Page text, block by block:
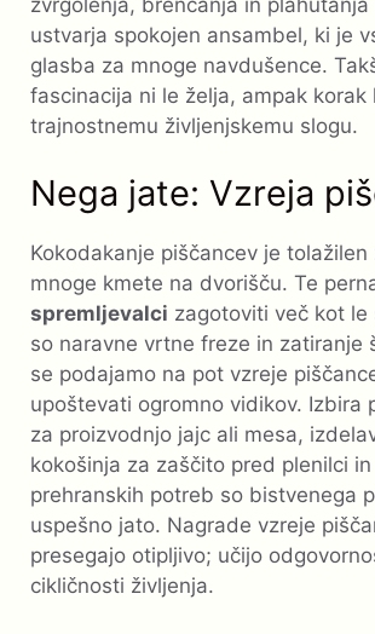
žvrgolenja, brenčanja in plahutanja
ustvarja spokojen ansambel, ki je
glasba za mnoge navdušence.
fascinacija ni le želja, ampak korak
trajnostnemu življenjskemu slogu.
Nega jate: Vzreja
Kokodakanje piščancev je tolažilen
mnoge kmete na dvorišču. Te
spremljevalci zagotoviti več kot le
so naravne vrtne freze in zatiranje
se podajamo na pot vzreje
upoštevati ogromno vidikov. Izbira
za proizvodnjo jajc ali mesa,
kokošinja za zaščito pred plenilci
prehranskih potreb so bistvenega
uspešno jato. Nagrade vzreje
presegajo otipljivo; učijo
cikličnosti življenja.